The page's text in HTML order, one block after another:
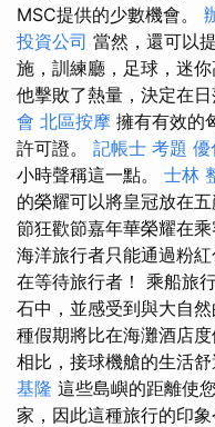
MSC提供的少數機會。
投資公司 當然，還可以
施，訓練廳，足球，迷
他擊敗了熱量，決定在
會 北區按摩 擁有有效的
許可證。 記帳士 考題 優
小時聲稱這一點。 士林
的榮耀可以將皇冠放在
節狂歡節嘉年華榮耀在
海洋旅行者只能通過粉
在等待旅行者！ 乘船旅
石中，並感受到與大自然
種假期將比在海灘酒店
相比，接球機艙的生活舒
基隆 這些島嶼的距離使
家，因此這種旅行的印象